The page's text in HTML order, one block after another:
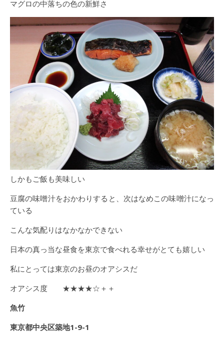
マグロの中落ちの色の新鮮さ
しかもご飯も美味しい
豆腐の味噌汁をおかわりすると、次はなめこの味噌汁になっ
ている
こんな気配りはなかなかできない
日本の真っ当な昼食を東京で食べれる幸せがとても嬉しい
私にとっては東京のお昼のオアシスだ
オアシス度 ★★★★☆＋＋
魚竹
東京都中央区築地1-9-1